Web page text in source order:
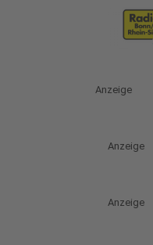
Anzeige
Anzeige
Anzeige